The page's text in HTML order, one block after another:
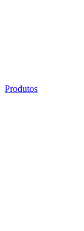
Produtos